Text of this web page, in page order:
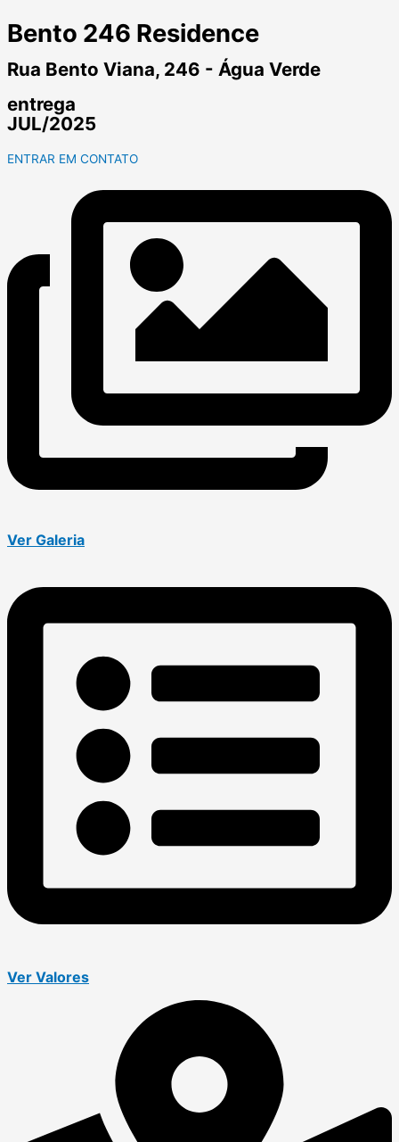
Bento 246 Residence
Rua Bento Viana, 246 - Água Verde
entrega
JUL/2025
ENTRAR EM CONTATO
Ver Galeria
Ver Valores